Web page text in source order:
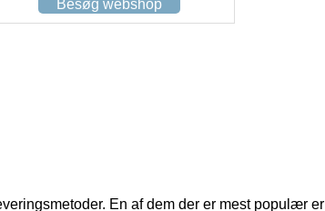
Besøg webshop
En af dem der er mest populær er